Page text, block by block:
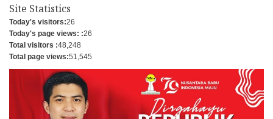
Site Statistics
Today's visitors:26
Today's page views: :26
Total visitors :48,248
Total page views:51,545